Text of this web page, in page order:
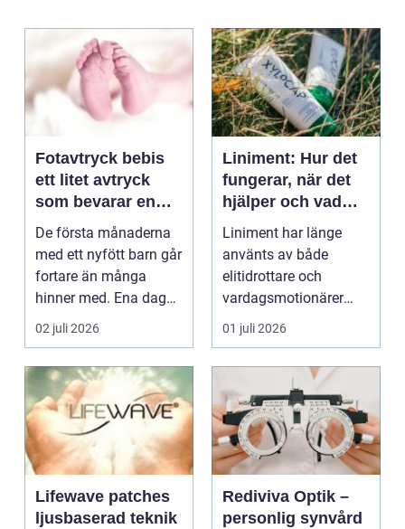
Fotavtryck bebis
ett litet avtryck
som bevarar en
stor stund
De första månaderna
med ett nyfött barn går
fortare än många
hinner med. Ena dagen
ryms hela foten i...
02 juli 2026
Liniment: Hur det
fungerar, när det
hjälper och vad
man bör tänka på
Liniment har länge
använts av både
elitidrottare och
vardagsmotionärer
för...
01 juli 2026
Lifewave patches
ljusbaserad teknik
Rediviva Optik –
personlig synvård